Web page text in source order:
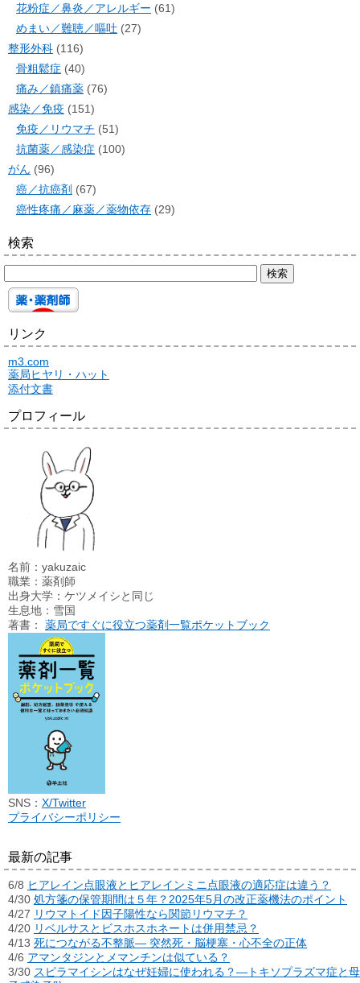
花粉症／鼻炎／アレルギー (61)
めまい／難聴／嘔吐 (27)
整形外科 (116)
骨粗鬆症 (40)
痛み／鎮痛薬 (76)
感染／免疫 (151)
免疫／リウマチ (51)
抗菌薬／感染症 (100)
がん (96)
癌／抗癌剤 (67)
癌性疼痛／麻薬／薬物依存 (29)
検索
リンク
m3.com
薬局ヒヤリ・ハット
添付文書
プロフィール
名前：yakuzaic
職業：薬剤師
出身大学：ケツメイシと同じ
生息地：雪国
著書： 薬局ですぐに役立つ薬剤一覧ポケットブック
SNS： X/Twitter
プライバシーポリシー
最新の記事
6/8 ヒアレイン点眼液とヒアレインミニ点眼液の適応症は違う？
4/30 処方箋の保管期間は５年？2025年5月の改正薬機法のポイント
4/27 リウマトイド因子陽性なら関節リウマチ？
4/20 リベルサスとビスホスホネートは併用禁忌？
4/13 死につながる不整脈― 突然死・脳梗塞・心不全の正体
4/6 アマンタジンとメマンチンは似ている？
3/30 スピラマイシンはなぜ妊婦に使われる？―トキソプラズマ症と母